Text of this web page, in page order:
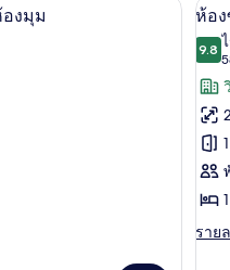
เตีย
ระ
ห้อง
ลัก
เตียง
ใหญ่
2
เตียง,
ระเ
องมุม
เปิด
ภา
ทั้ง
ของ
ห้อง
ซู
พี
เรีย,
8
ห้อง
9.89.8
ราย
ราย